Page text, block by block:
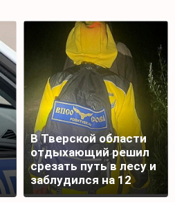
В Тверской области
отдыхающий решил
срезать путь в лесу и
заблудился на 12
часов